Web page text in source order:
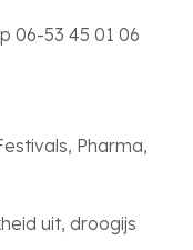
06-53 45 01 06
Pharma,
uit, droogijs